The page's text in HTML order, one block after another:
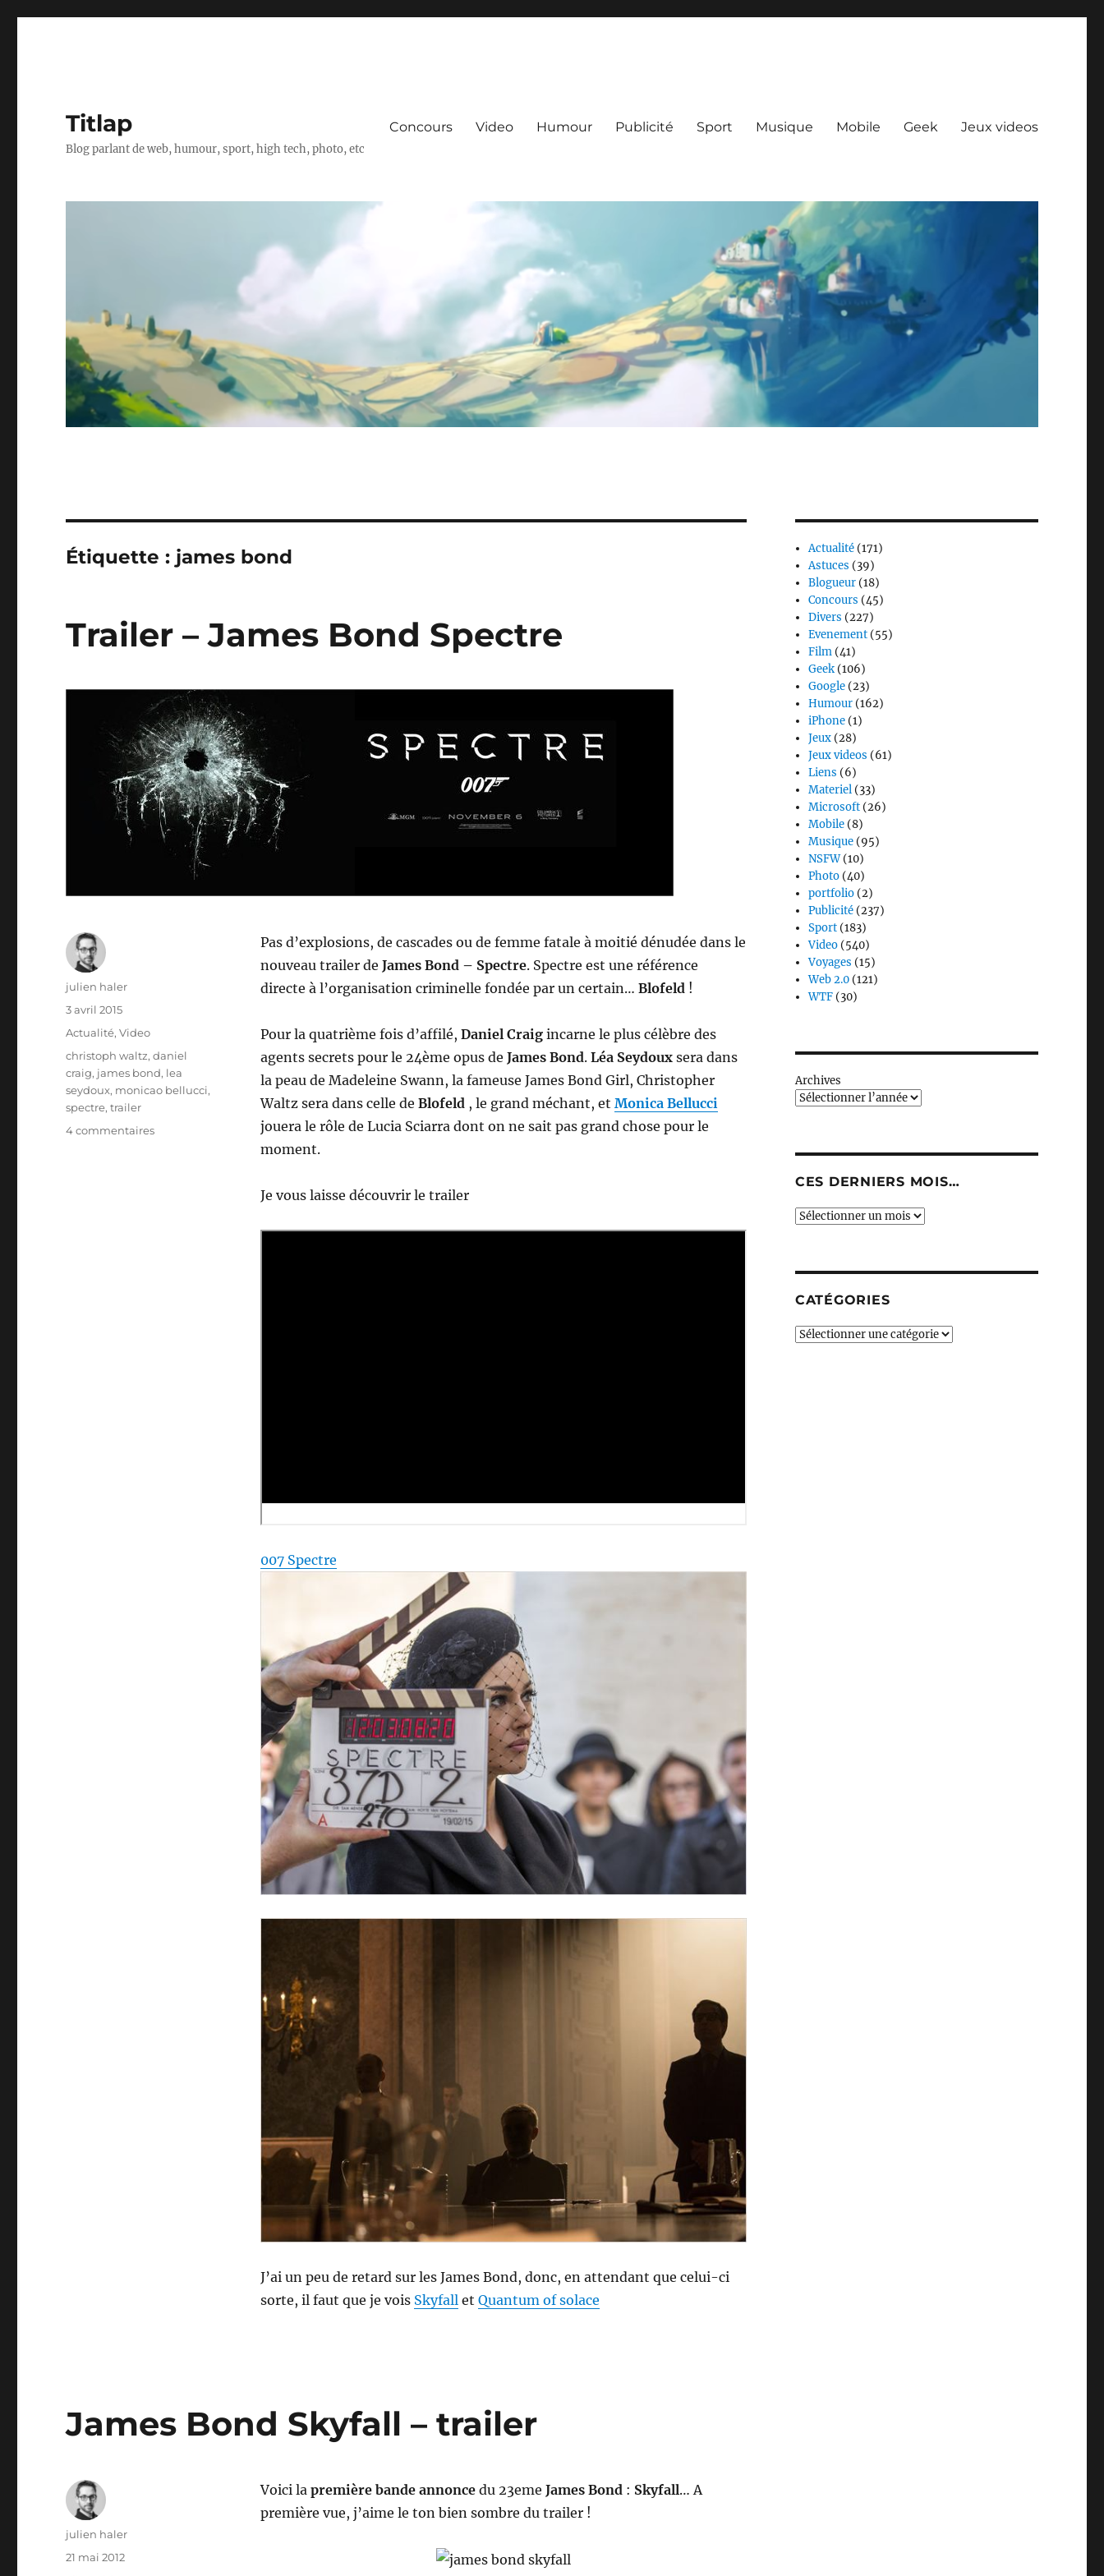
Titlap
Blog parlant de web, humour, sport, high tech, photo, etc
Concours Video Humour Publicité Sport Musique Mobile Geek Jeux videos
Étiquette : james bond
Trailer – James Bond Spectre
Pas d’explosions, de cascades ou de femme fatale à moitié dénudée dans le
nouveau trailer de James Bond – Spectre. Spectre est une référence
directe à l’organisation criminelle fondée par un certain… Blofeld!
Pour la quatrième fois d’affilé, Daniel Craigincarne le plus célèbre des
agents secrets pour le 24ème opus de James Bond. Léa Seydouxsera dans
la peau de Madeleine Swann, la fameuse James Bond Girl, Christopher
Waltz sera dans celle de Blofeld , le grand méchant, et Monica Bellucci
jouera le rôle de Lucia Sciarra dont on ne sait pas grand chose pour le
moment.
Je vous laisse découvrir le trailer
007 Spectre
J’ai un peu de retard sur les James Bond, donc, en attendant que celui-ci
sorte, il faut que je vois Skyfall et Quantum of solace
Auteur
julien haler
Publié
3 avril 2015
Catégories
Actualité,Video
Étiquettes
christoph waltz,daniel
craig, james bond, lea
seydoux, monicao bellucci,
spectre,trailer
4 commentairessur
James Bond Skyfall – trailer
Voici la première bande annoncedu 23eme James Bond : Skyfall… A
première vue, j’aime le ton bien sombre du trailer !
Auteur
julien haler
Publié
21 mai 2012
Actualité (171)
Astuces (39)
Blogueur (18)
Concours (45)
Divers (227)
Evenement (55)
Film (41)
Geek (106)
Google (23)
Humour (162)
iPhone (1)
Jeux (28)
Jeux videos (61)
Liens (6)
Materiel (33)
Microsoft (26)
Mobile (8)
Musique (95)
NSFW(10)
Photo (40)
portfolio (2)
Publicité (237)
Sport (183)
Video (540)
Voyages (15)
Web 2.0 (121)
WTF (30)
Archives
CES DERNIERS MOIS…
Ces
CATÉGORIES
Catégories